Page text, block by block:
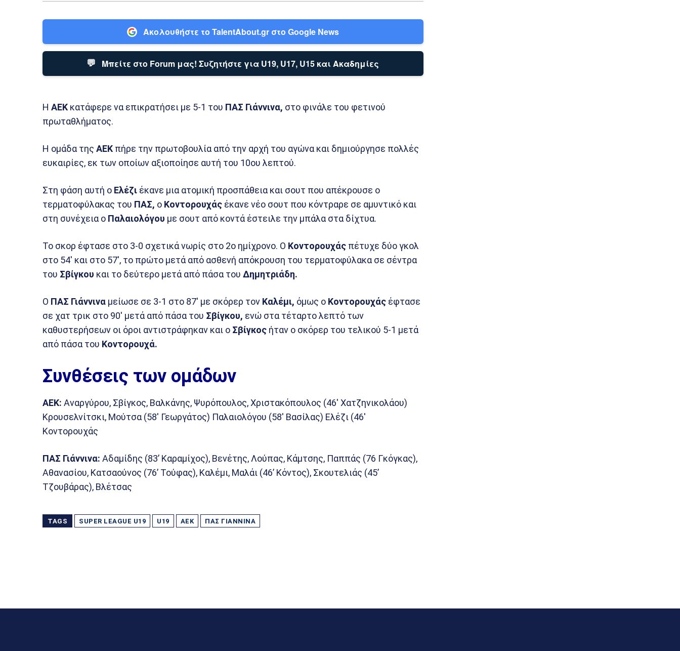
Ακολουθήστε το TalentAbout.gr στο Google News
💬 Μπείτε στο Forum μας! Συζητήστε για U19, U17, U15 και Ακαδημίες
Η ΑΕΚ κατάφερε να επικρατήσει με 5-1 του ΠΑΣ Γιάννινα, στο φινάλε του φετινού
πρωταθλήματος.
Η ομάδα της ΑΕΚ πήρε την πρωτοβουλία από την αρχή του αγώνα και δημιούργησε πολλές
ευκαιρίες, εκ των οποίων αξιοποίησε αυτή του 10ου λεπτού.
Στη φάση αυτή ο Ελέζι έκανε μια ατομική προσπάθεια και σουτ που απέκρουσε ο
τερματοφύλακας του ΠΑΣ, ο Κοντορουχάς έκανε νέο σουτ που κόντραρε σε αμυντικό και
στη συνέχεια ο Παλαιολόγου με σουτ από κοντά έστειλε την μπάλα στα δίχτυα.
Το σκορ έφτασε στο 3-0 σχετικά νωρίς στο 2ο ημίχρονο. Ο Κοντορουχάς πέτυχε δύο γκολ
στο 54′ και στο 57′, το πρώτο μετά από ασθενή απόκρουση του τερματοφύλακα σε σέντρα
του Σβίγκου και το δεύτερο μετά από πάσα του Δημητριάδη.
Ο ΠΑΣ Γιάννινα μείωσε σε 3-1 στο 87′ με σκόρερ τον Καλέμι, όμως ο Κοντορουχάς έφτασε
σε χατ τρικ στο 90′ μετά από πάσα του Σβίγκου, ενώ στα τέταρτο λεπτό των
καθυστερήσεων οι όροι αντιστράφηκαν και ο Σβίγκος ήταν ο σκόρερ του τελικού 5-1 μετά
από πάσα του Κοντορουχά.
Συνθέσεις των ομάδων
ΑΕΚ: Αναργύρου, Σβίγκος, Βαλκάνης, Ψυρόπουλος, Χριστακόπουλος (46′ Χατζηνικολάου)
Κρουσελνίτσκι, Μούτσα (58′ Γεωργάτος) Παλαιολόγου (58′ Βασίλας) Ελέζι (46′
Κοντορουχάς
ΠΑΣ Γιάννινα: Αδαμίδης (83’ Καραμίχος), Βενέτης, Λούπας, Κάμτσης, Παππάς (76 Γκόγκας),
Αθανασίου, Κατσαούνος (76’ Τούφας), Καλέμι, Μαλάι (46’ Κόντος), Σκουτελιάς (45’
Τζουβάρας), Βλέτσας
TAGS SUPER LEAGUE U19 U19 ΑΕΚ ΠΑΣ ΓΙΆΝΝΙΝΑ